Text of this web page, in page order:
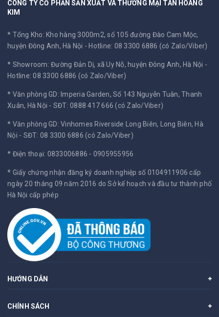
CÔNG TY CỔ PHẦN SẢN XUẤT VÀ THƯƠNG MẠI TÂN HOÀNG
KIM
* Tổng Kho: Kho hàng 3000m2, số 105 đường Đào Cam Mộc,
huyện Đông Anh, Hà Nội -Hotline: 08 3300 6886 (có Zalo/Viber)
* Showroom: Đường Đản Dị, xã Uy Nỗ, huyện Đông Anh, Hà Nội -
Hotline: 08 3300 6886 (có Zalo/Viber)
* Văn phòng GD: Imperia Garden, Số 143 Nguyễn Tuân, Thanh
Xuân, Hà Nội - SĐT: 0888 417 666 (có Zalo/Viber)
* Văn phòng GD: Vinhomes Riverside Long Biên, Long Biên, Hà
Nội - SĐT: 08 3300 6886 (có Zalo/Viber)
* Điện thoại: 0833006886 - 0905955956
* Giấy chứng nhận đăng ký doanh nghiệp số 0104911906 cấp
ngày 20 tháng 09 năm 2016 do Sở kế hoạch và đầu tư thành phố
Hà Nội cấp phép
HƯỚNG DẪN
CHÍNH SÁCH